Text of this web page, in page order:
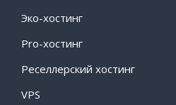
Эко-хостинг
Pro-хостинг
Реселлерский хостинг
VPS